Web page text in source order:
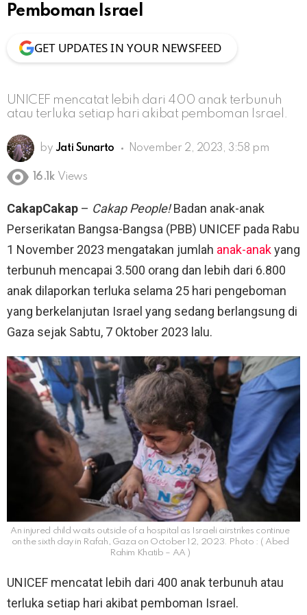
Pemboman Israel
GET UPDATES IN YOUR NEWSFEED
UNICEF mencatat lebih dari 400 anak terbunuh
atau terluka setiap hari akibat pemboman Israel.
by Jati Sunarto November 2, 2023, 3:58 pm
16.1k Views
CakapCakap – Cakap People!Badan anak-anak
Perserikatan Bangsa-Bangsa (PBB) UNICEF pada Rabu
1 November 2023 mengatakan jumlah anak-anakyang
terbunuh mencapai 3.500 orang dan lebih dari 6.800
anak dilaporkan terluka selama 25 hari pengeboman
yang berkelanjutan Israel yang sedang berlangsung di
Gaza sejak Sabtu, 7 Oktober 2023 lalu.
An injured child waits outside of a hospital as Israeli airstrikes continue
on the sixth day in Rafah, Gaza on October 12, 2023. Photo : ( Abed
Rahim Khatib – AA )
UNICEF mencatat lebih dari 400 anak terbunuh atau
terluka setiap hari akibat pemboman Israel.